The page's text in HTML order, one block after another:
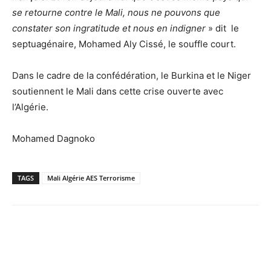
se retourne contre le Mali, nous ne pouvons que
constater son ingratitude et nous en indigner » dit le
septuagénaire, Mohamed Aly Cissé, le souffle court.
Dans le cadre de la confédération, le Burkina et le Niger
soutiennent le Mali dans cette crise ouverte avec
l’Algérie.
Mohamed Dagnoko
TAGS Mali Algérie AES Terrorisme